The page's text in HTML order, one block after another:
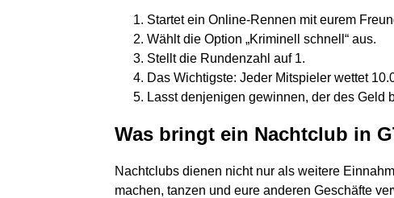
Startet ein Online-Rennen mit eurem
Wählt die Option „Kriminell schnell“ aus.
Stellt die Rundenzahl auf 1.
Das Wichtigste: Jeder Mitspieler wettet
Lasst denjenigen gewinnen, der des Geld
Was bringt ein Nachtclub in
Nachtclubs dienen nicht nur als weitere
machen, tanzen und eure anderen Geschäfte